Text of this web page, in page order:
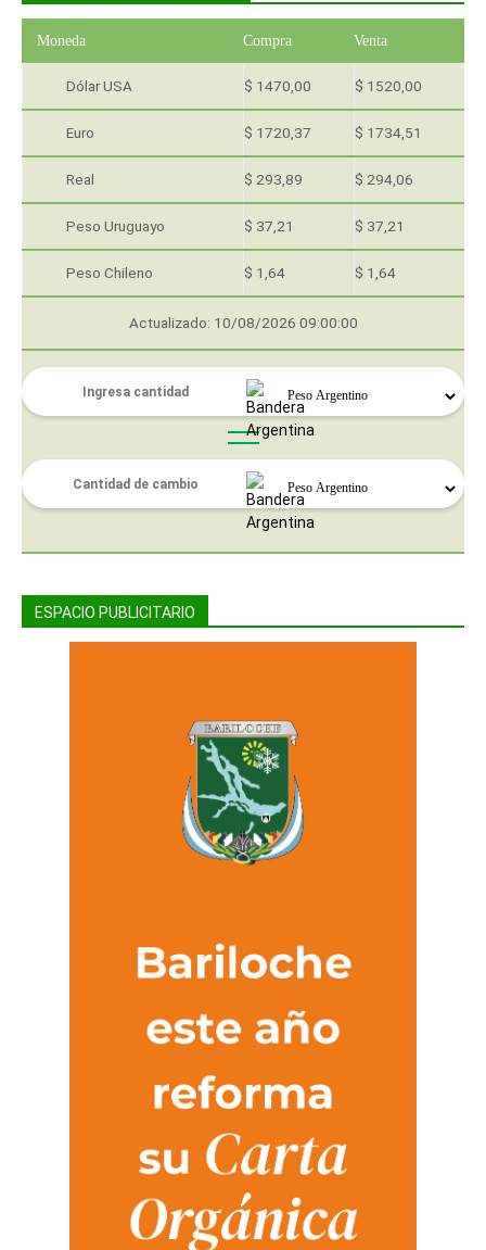
Moneda Compra Venta
Dólar USA $ 1470,00 $ 1520,00
Euro $ 1720,37 $ 1734,51
Real $ 293,89 $ 294,06
Peso Uruguayo $ 37,21 $ 37,21
Peso Chileno $ 1,64 $ 1,64
Actualizado: 10/08/2026 09:00:00
ESPACIO PUBLICITARIO